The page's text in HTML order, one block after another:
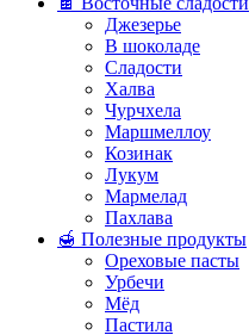
Джезерье
В шоколаде
Сладости
Халва
Чурчхела
Маршмеллоу
Козинак
Лукум
Мармелад
Пахлава
🍯 Полезные продукты
Ореховые пасты
Урбечи
Мёд
Пастила